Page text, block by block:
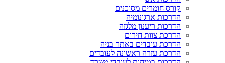
קורס חומרים מסוכנים
הדרכות ארגונומיה
הדרכות ריענון מלגזה
הדרכת צוות חירום
הדרכת עובדים באתר בניה
הדרכת עזרה ראשונה לעובדים